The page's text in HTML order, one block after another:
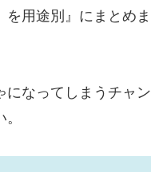
用途別』にまとめま
になってしまうチャン